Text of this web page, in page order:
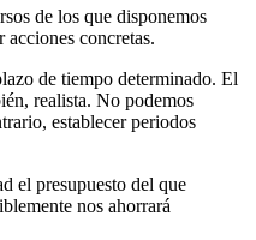
de los que disponemos
concretas.
de tiempo determinado. El
realista. No podemos
establecer periodos
el presupuesto del que
nos ahorrará